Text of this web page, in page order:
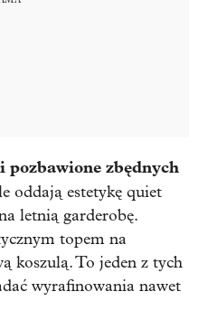
zbędnych
oddają estetykę quiet
letnią garderobę.
topem na
koszulą. To jeden z tych
wyrafinowania nawet